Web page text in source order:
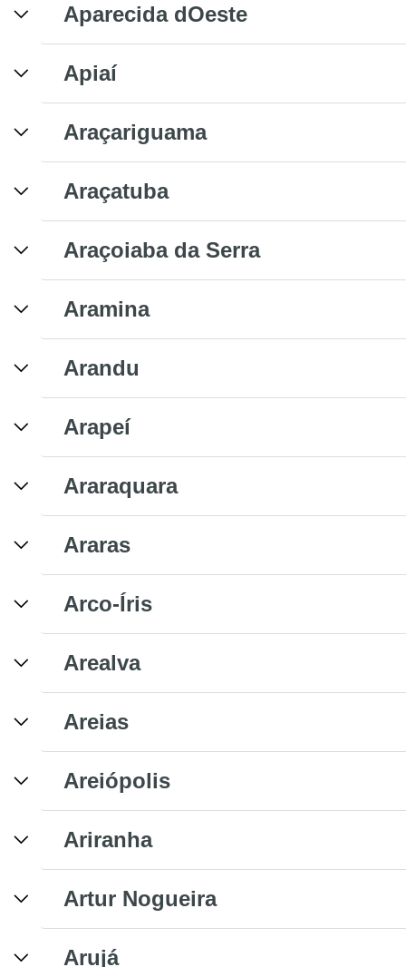
Aparecida dOeste
Apiaí
Araçariguama
Araçatuba
Araçoiaba da Serra
Aramina
Arandu
Arapeí
Araraquara
Araras
Arco-Íris
Arealva
Areias
Areiópolis
Ariranha
Artur Nogueira
Arujá